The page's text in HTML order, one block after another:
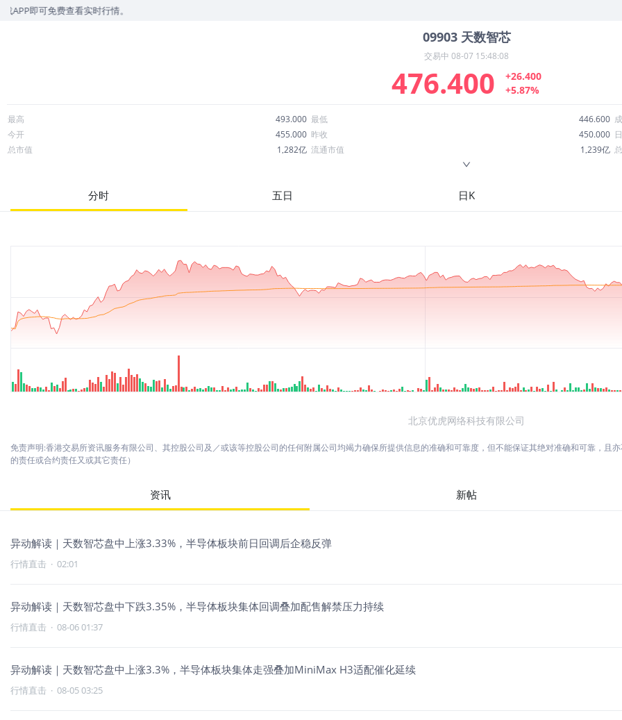
看实时行情。
09903 天数智芯
交易中 08-07 15:48:08
476.400
+26.400
+5.87%
最高 493.000 最低 446.600
今开
455.000 昨收 450.000
总市值
1,282亿 流通市值 1,239亿
887.500
股息
分时 五日 日K
北京优虎网络科技有限公司
免责声明:香港交易所资讯服务有限公司、其控股公司及／或该等控股公司的任何附属公司均竭力确保所提供信息的准确和可靠度，但不能保证其绝对准确和可靠，且
的责任或合约责任又或其它责任）
资讯 新帖
异动解读｜天数智芯盘中上涨3.33%，半导体板块前日回调后企稳反弹
行情直击 · 02:01
异动解读｜天数智芯盘中下跌3.35%，半导体板块集体回调叠加配售解禁压力持续
行情直击 · 08-06 01:37
异动解读｜天数智芯盘中上涨3.3%，半导体板块集体走强叠加MiniMax H3适配催化延续
行情直击 · 08-05 03:25